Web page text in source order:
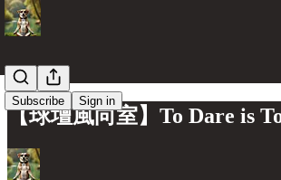
Subscribe Sign in
【球壇風向室】To Dare is